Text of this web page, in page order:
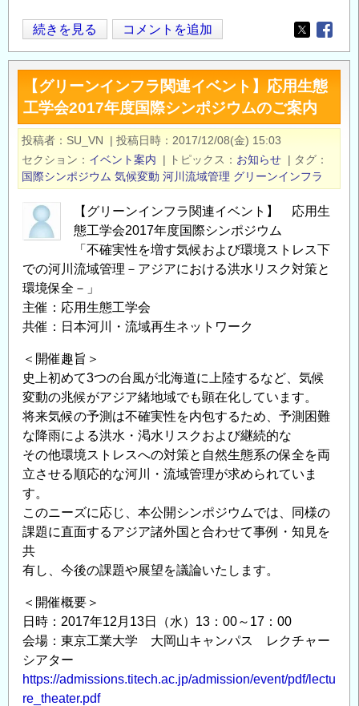
グ
リ
ー
ン
イ
ン
フ
ラ
推
進
セ
ナ
ー
の
続きを見る コメントを追加
Opens in
【グリーンインフラ関連イベント】応用生態
工学会2017年度国際シンポジウムのご案内
投稿者 SU_VN | 投稿日時
2017/12/08(金) 15:03
セクション
イベント案内 | トピックス お知らせ | タグ
国際シンポジウム 気候変動 河川流域管理 グリーンインフラ
【グリーンインフラ関連イベント】 応用生
態工学会2017年度国際シンポジウム
「不確実性を増す気候および環境ストレス下
での河川流域管理－アジアにおける洪水リスク対策と
環境保全－」
主催：応用生態工学会
共催：日本河川・流域再生ネットワーク
＜開催趣旨＞
史上初めて3つの台風が北海道に上陸するなど、気候
変動の兆候がアジア緒地域でも顕在化しています。
将来気候の予測は不確実性を内包するため、予測困難
な降雨による洪水・渇水リスクおよび継続的な
その他環境ストレスへの対策と自然生態系の保全を両
立させる順応的な河川・流域管理が求められていま
す。
このニーズに応じ、本公開シンポジウムでは、同様の
課題に直面するアジア諸外国と合わせて事例・知見を
共
有し、今後の課題や展望を議論いたします。
＜開催概要＞
日時：2017年12月13日（水）13：00～17：00
会場：東京工業大学 大岡山キャンパス レクチャー
シアター
https://admissions.titech.ac.jp/admission/event/pdf/lectu
re_theater.pdf